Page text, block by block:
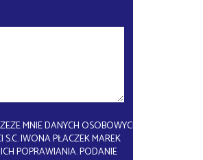
MNIE DANYCH OSOBOWYCH.
S.C. IWONA PŁACZEK MAREK
POPRAWIANIA. PODANIE